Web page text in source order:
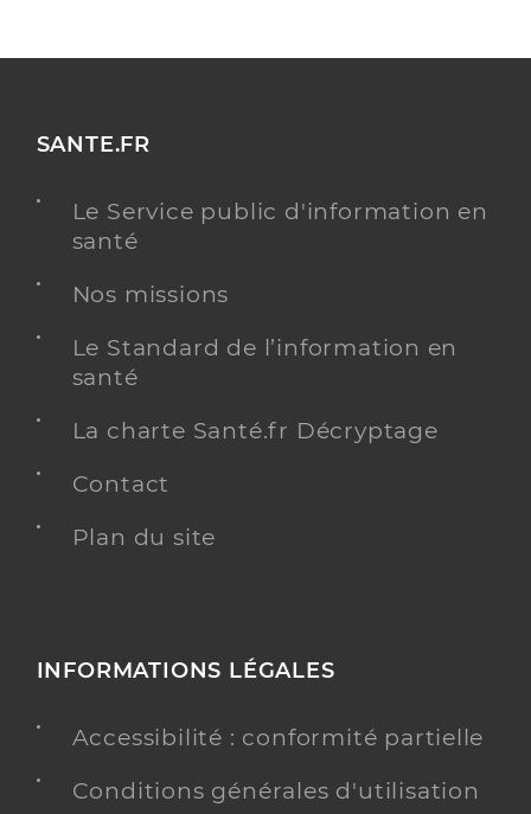
SANTE.FR
Le Service public d'information en
santé
Nos missions
Le Standard de l’information en
santé
La charte Santé.fr Décryptage
Contact
Plan du site
INFORMATIONS LÉGALES
Accessibilité : conformité partielle
Conditions générales d'utilisation